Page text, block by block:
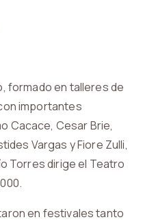
formado en talleres de
importantes
Cacace, Cesar Brie,
Vargas y Fiore Zulli,
Torres dirige el Teatro
en festivales tanto